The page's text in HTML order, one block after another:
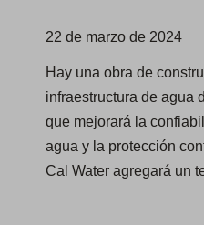
22 de marzo de 2024
Hay una obra de
infraestructura de agua
que mejorará la
agua y la protección
Cal Water agregará un